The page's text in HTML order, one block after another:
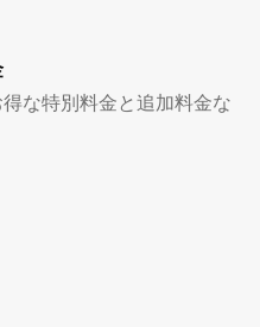
な特別料金と追加料金な